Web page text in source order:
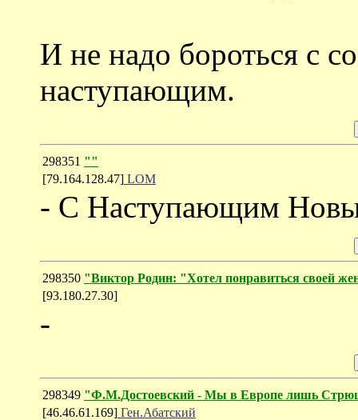
И не надо бороться с
наступающим.
298351 ""
[79.164.128.47] LOM
- С Наступающим
298350 "Виктор Родин: "Хотел понравиться своей
[93.180.27.30]
-
298349 "Ф.М.Достоевский - Мы в Европе лишь
[46.46.61.169] Ген.Абатский